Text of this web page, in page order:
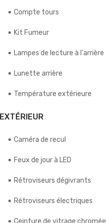
Compte tours
Kit Fumeur
Lampes de lecture à l'arrière
Lunette arrière
Température extérieure
EXTÉRIEUR
Caméra de recul
Feux de jour à LED
Rétroviseurs dégivrants
Rétroviseurs électriques
Ceinture de vitrage chromée